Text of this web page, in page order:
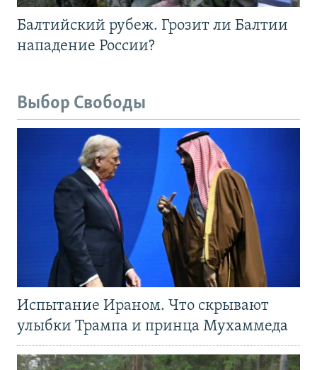
Балтийский рубеж. Грозит ли Балтии
нападение России?
Выбор Свободы
Испытание Ираном. Что скрывают
улыбки Трампа и принца Мухаммеда